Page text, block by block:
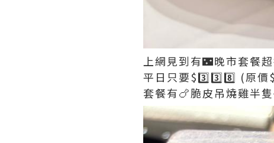
上網見到有🌃晚市套餐
平日只要$3️⃣3️⃣8️⃣ (原價
套餐有🍗脆皮吊燒雞半